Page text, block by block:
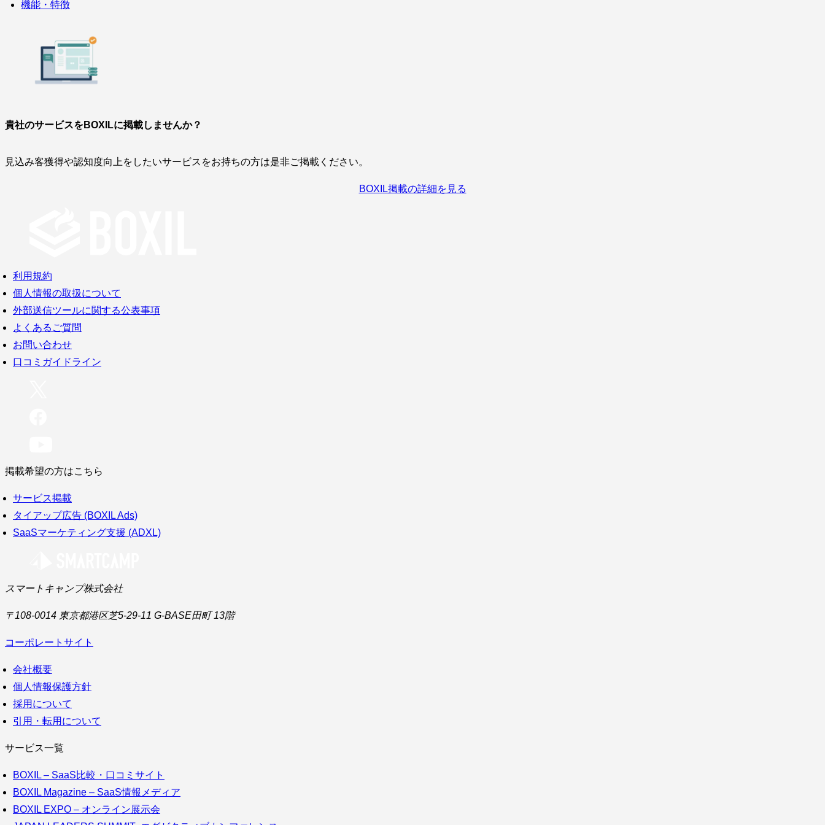
機能・特徴
貴社のサービスをBOXILに掲載しませんか？
見込み客獲得や認知度向上をしたいサービスをお持ちの方は是非ご掲載ください。
BOXIL掲載の詳細を見る
利用規約
個人情報の取扱について
外部送信ツールに関する公表事項
よくあるご質問
お問い合わせ
口コミガイドライン
掲載希望の方はこちら
サービス掲載
タイアップ広告 (BOXIL Ads)
SaaSマーケティング支援 (ADXL)
スマートキャンプ株式会社
〒108-0014 東京都港区芝5-29-11 G-BASE田町 13階
コーポレートサイト
会社概要
個人情報保護方針
採用について
引用・転用について
サービス一覧
BOXIL – SaaS比較・口コミサイト
BOXIL Magazine – SaaS情報メディア
BOXIL EXPO – オンライン展示会